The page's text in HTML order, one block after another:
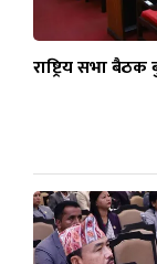
राष्ट्रिय सभा